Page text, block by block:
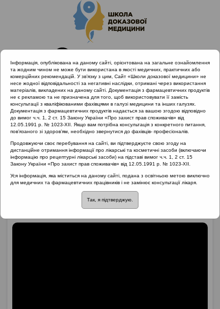
Головна
Матеріали за МКХ-11
16 Хвороби сечостатевої системи
Лікування безсимптомної бактеріурії у вагітних
Лікування
безсимптомної
бактеріурії у вагітних
Інформація, опублікована на даному сайті, орієнтована на загальне ознайомлення
та жодним чином не може бути використана в якості медичних, практичних або
комерційних рекомендацій. У зв’язку з цим, Сайт «Школи доказової медицини» не
несе жодної відповідальності за негативні наслідки, отримані через використання
матеріалів, викладених на даному сайті. Документація з фармацевтичних продуктів
не є рекламою та не призначена для того, щоб використовувати її замість
консультації з кваліфікованими фахівцями в галузі медицини та інших галузях.
Документація з фармацевтичних продуктів надається за вашою згодою відповідно
до вимог ч.ч. 1, 2 ст. 15 Закону України «Про захист прав споживачів» від
12.05.1991 р. № 1023-XII. Якщо вам потрібна консультація з конкретного питання,
пов’язаного зі здоров’ям, необхідно звернутися до фахівців- професіоналів.
Продовжуючи своє перебування на сайті, ви підтверджуєте свою згоду на
дистанційне отримання інформації про лікарські та косметичні засоби (включаючи
інформацію про рецептурні лікарські засоби) на підставі вимог ч.ч. 1, 2 ст. 15
Закону України «Про захист прав споживачів» від 12.05.1991 р. № 1023-XII.
Уся інформація, яка міститься на даному сайті, подана з освітньою метою виключно
для медичних та фармацевтичних працівників і не замінює консультації лікаря.
Так, я підтверджую.